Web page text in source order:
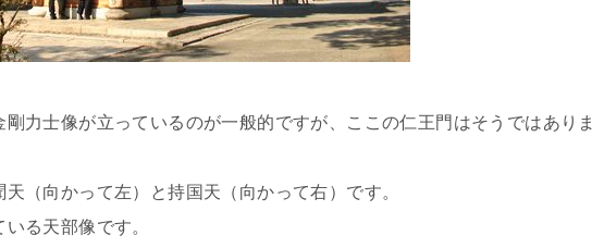
剛力士像が立っているのが一般的ですが、ここの仁王門はそうではありま
（向かって左）と持国天（向かって右）です。
る天部像です。